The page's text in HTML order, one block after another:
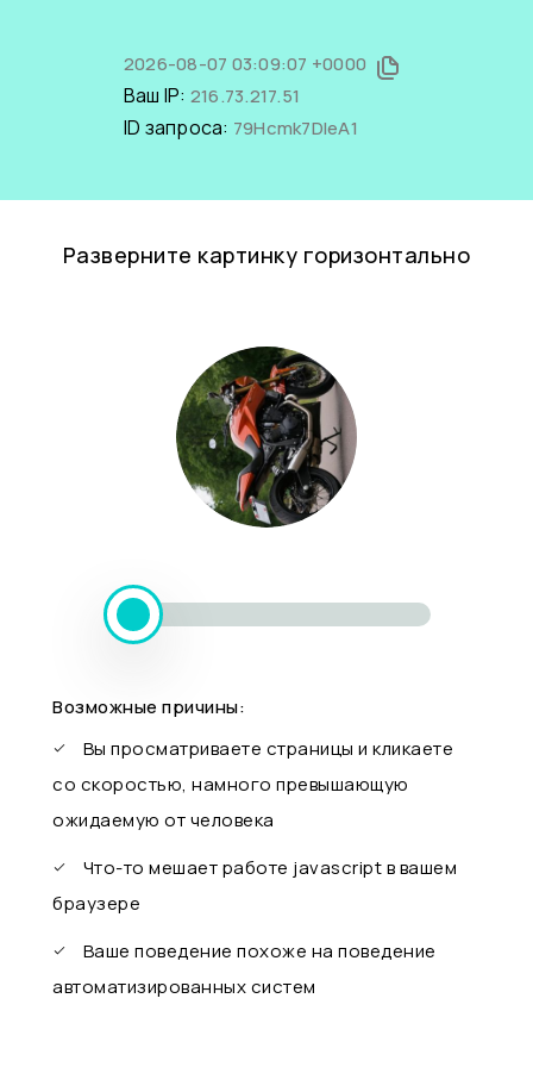
2026-08-07 03:09:07 +0000
Ваш IP: 216.73.217.51
ID запроса: 79Hcmk7DleA1
Разверните картинку горизонтально
Возможные причины:
Вы просматриваете страницы и кликаете
со скоростью, намного превышающую
ожидаемую от человека
Что-то мешает работе javascript в вашем
браузере
Ваше поведение похоже на поведение
автоматизированных систем